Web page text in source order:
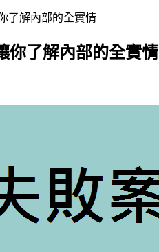
了解內部的全實情
你了解內部的全實情